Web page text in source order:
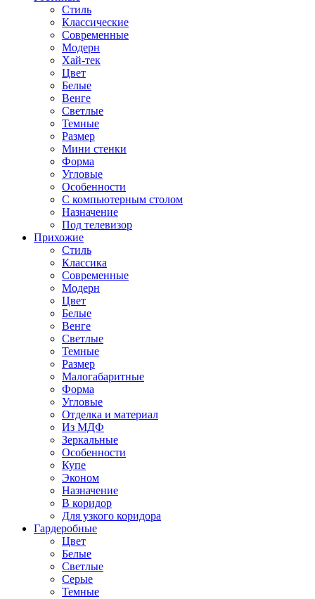
Стиль
Классические
Современные
Модерн
Хай-тек
Цвет
Белые
Венге
Светлые
Темные
Размер
Мини стенки
Форма
Угловые
Особенности
С компьютерным столом
Назначение
Под телевизор
Прихожие
Стиль
Классика
Современные
Модерн
Цвет
Белые
Венге
Светлые
Темные
Размер
Малогабаритные
Форма
Угловые
Отделка и материал
Из МДФ
Зеркальные
Особенности
Купе
Эконом
Назначение
В коридор
Для узкого коридора
Гардеробные
Цвет
Белые
Светлые
Серые
Темные